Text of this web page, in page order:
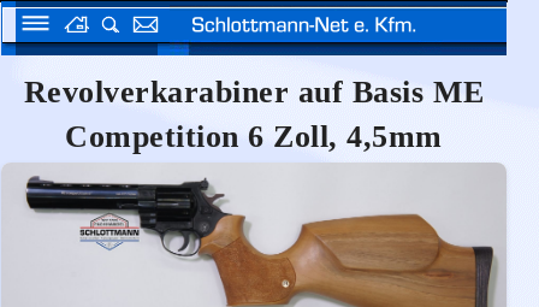
Revolverkarabiner auf Basis ME
Competition 6 Zoll, 4,5mm